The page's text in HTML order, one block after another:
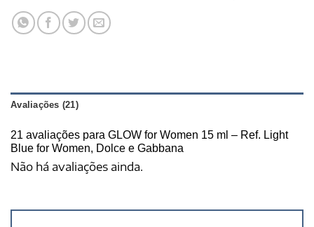
Avaliações (21)
21 avaliações para GLOW for Women 15 ml – Ref. Light
Blue for Women, Dolce e Gabbana
Não há avaliações ainda.